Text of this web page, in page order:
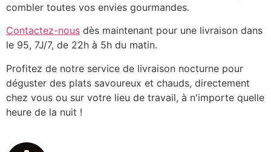
combler toutes vos envies gourmandes.
Contactez-nous dès maintenant pour une livraison dans
le 95, 7J/7, de 22h à 5h du matin.
Profitez de notre service de livraison nocturne pour
déguster des plats savoureux et chauds, directement
chez vous ou sur votre lieu de travail, à n'importe quelle
heure de la nuit !